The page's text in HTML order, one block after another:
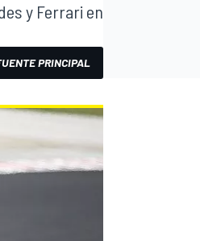
y Ferrari en
PRINCIPAL